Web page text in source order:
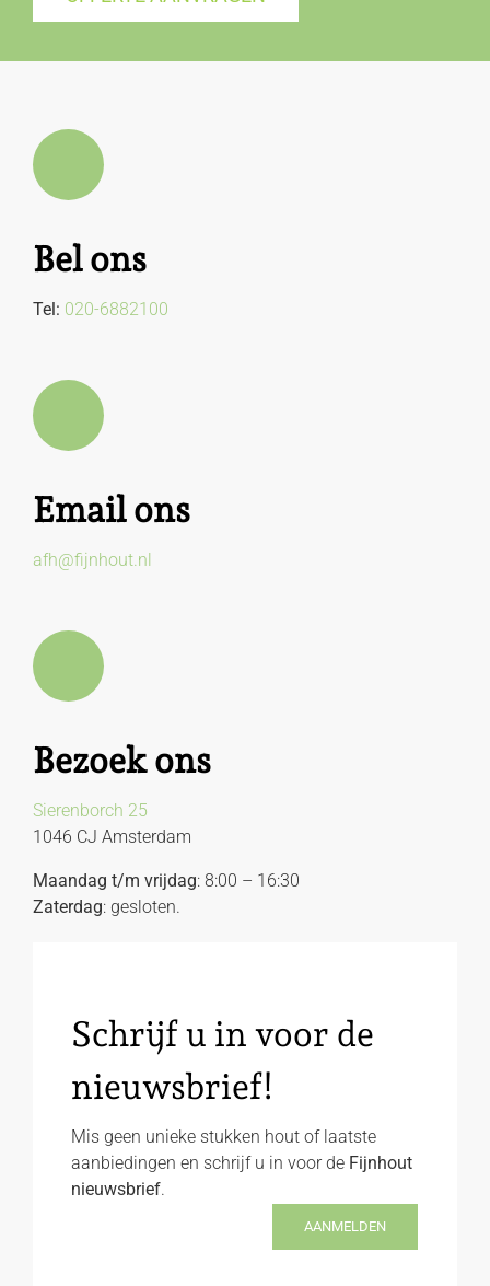
Bel ons
Tel: 020-6882100
Email ons
afh@fijnhout.nl
Bezoek ons
Sierenborch 25
1046 CJ Amsterdam
Maandag t/m vrijdag: 8:00 – 16:30
Zaterdag: gesloten.
Schrijf u in voor de
nieuwsbrief!
Mis geen unieke stukken hout of laatste
aanbiedingen en schrijf u in voor de Fijnhout
nieuwsbrief.
AANMELDEN